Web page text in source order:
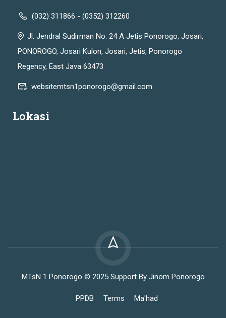
(032) 311866 - (0352) 312260
Jl. Jendral Sudirman No. 24 A Jetis Ponorogo, Josari,
PONOROGO, Josari Kulon, Josari, Jetis, Ponorogo
Regency, East Java 63473
websitemtsn1ponorogo@gmail.com
Lokasi
MTsN 1 Ponorogo © 2025 Support By Jinom Ponorogo
PPDB Terms Ma'had